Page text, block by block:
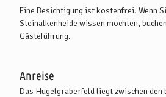
Eine Besichtigung ist kostenfrei. Wenn
Steinalkenheide wissen möchten,
Gästeführung.
Anreise
Das Hügelgräberfeld liegt zwischen den